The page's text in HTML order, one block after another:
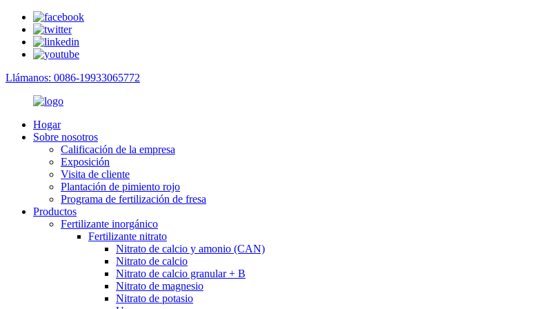
Llámanos: 0086-19933065772
Hogar
Sobre nosotros
Calificación de la empresa
Exposición
Visita de cliente
Plantación de pimiento rojo
Programa de fertilización de fresa
Productos
Fertilizante inorgánico
Fertilizante nitrato
Nitrato de calcio y amonio (CAN)
Nitrato de calcio
Nitrato de calcio granular + B
Nitrato de magnesio
Nitrato de potasio